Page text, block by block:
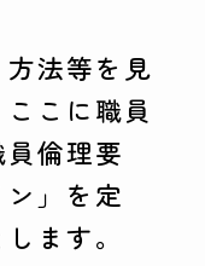
法等を見
こに職員
倫理要
」を定
ます。